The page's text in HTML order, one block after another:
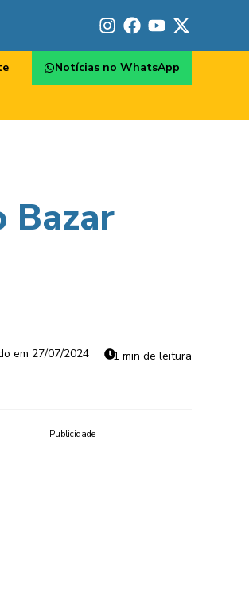
Notícias no WhatsApp
Bazar
27/07/2024 1 min de leitura
Publicidade